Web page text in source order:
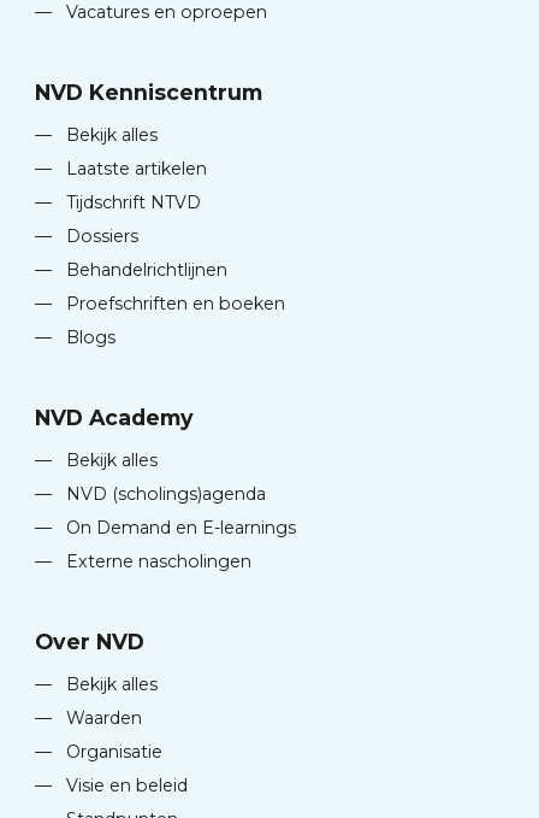
—
Vacatures en oproepen
NVD Kenniscentrum
—
Bekijk alles
—
Laatste artikelen
—
Tijdschrift NTVD
—
Dossiers
—
Behandelrichtlijnen
—
Proefschriften en boeken
—
Blogs
NVD Academy
—
Bekijk alles
—
NVD (scholings)agenda
—
On Demand en E-learnings
—
Externe nascholingen
Over NVD
—
Bekijk alles
—
Waarden
—
Organisatie
—
Visie en beleid